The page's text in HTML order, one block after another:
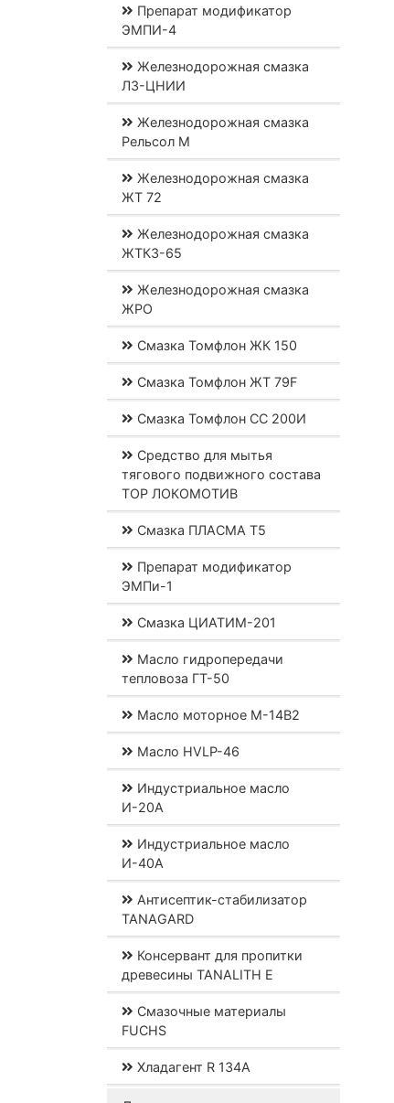
Препарат модификатор
ЭМПИ-4
Железнодорожная смазка
ЛЗ-ЦНИИ
Железнодорожная смазка
Рельсол М
Железнодорожная смазка
ЖТ 72
Железнодорожная смазка
ЖТКЗ-65
Железнодорожная смазка
ЖРО
Смазка Томфлон ЖК 150
Смазка Томфлон ЖТ 79F
Смазка Томфлон СС 200И
Средство для мытья
тягового подвижного состава
ТОР ЛОКОМОТИВ
Смазка ПЛАСМА Т5
Препарат модификатор
ЭМПи-1
Смазка ЦИАТИМ-201
Масло гидропередачи
тепловоза ГТ-50
Масло моторное М-14В2
Масло HVLP-46
Индустриальное масло
И-20А
Индустриальное масло
И-40А
Антисептик-стабилизатор
TANAGARD
Консервант для пропитки
древесины TANALITH E
Смазочные материалы
FUCHS
Хладагент R 134A